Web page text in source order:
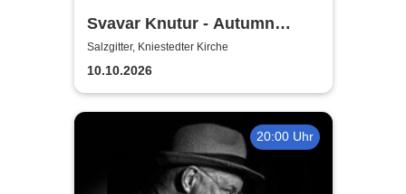
Svavar Knutur - Autumn
String Trio Tour
Salzgitter, Kniestedter Kirche
10.10.2026
20:00 Uhr